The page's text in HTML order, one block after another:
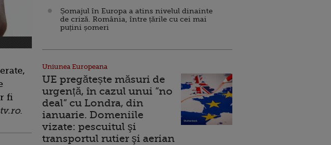
fi
.
Șomajul în Europa a atins nivelul dinainte
de criză. România, între țările cu cei mai
puțini șomeri
Uniunea Europeana
UE pregătește măsuri de
urgență, în cazul unui ”no
deal” cu Londra, din
ianuarie. Domeniile
vizate: pescuitul şi
transportul rutier şi aerian